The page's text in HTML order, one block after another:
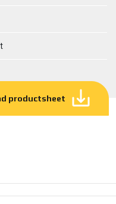
productsheet